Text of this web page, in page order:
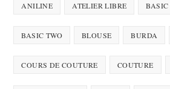
ANILINE ATELIER LIBRE BASIC
BASIC TWO BLOUSE BURDA
COURS DE COUTURE COUTURE